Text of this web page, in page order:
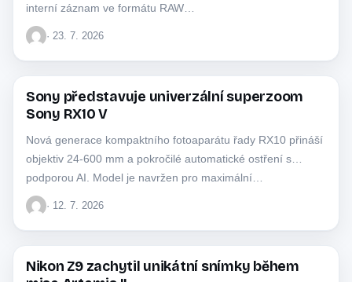
interní záznam ve formátu RAW…
· 23. 7. 2026
SONY
Sony představuje univerzální superzoom
Sony RX10 V
Nová generace kompaktního fotoaparátu řady RX10 přináší
objektiv 24-600 mm a pokročilé automatické ostření s
podporou AI. Model je navržen pro maximální…
· 12. 7. 2026
NIKON
Nikon Z9 zachytil unikátní snímky během